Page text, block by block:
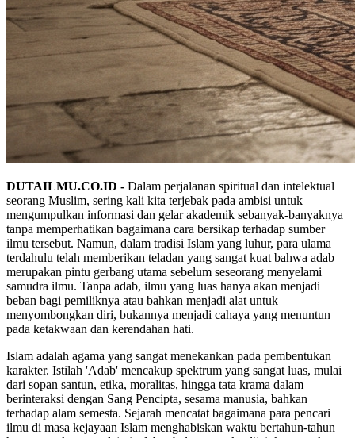
DUTAILMU.CO.ID - Dalam perjalanan spiritual dan intelektual
seorang Muslim, sering kali kita terjebak pada ambisi untuk
mengumpulkan informasi dan gelar akademik sebanyak-banyaknya
tanpa memperhatikan bagaimana cara bersikap terhadap sumber
ilmu tersebut. Namun, dalam tradisi Islam yang luhur, para ulama
terdahulu telah memberikan teladan yang sangat kuat bahwa adab
merupakan pintu gerbang utama sebelum seseorang menyelami
samudra ilmu. Tanpa adab, ilmu yang luas hanya akan menjadi
beban bagi pemiliknya atau bahkan menjadi alat untuk
menyombongkan diri, bukannya menjadi cahaya yang menuntun
pada ketakwaan dan kerendahan hati.
Islam adalah agama yang sangat menekankan pada pembentukan
karakter. Istilah 'Adab' mencakup spektrum yang sangat luas, mulai
dari sopan santun, etika, moralitas, hingga tata krama dalam
berinteraksi dengan Sang Pencipta, sesama manusia, bahkan
terhadap alam semesta. Sejarah mencatat bagaimana para pencari
ilmu di masa kejayaan Islam menghabiskan waktu bertahun-tahun